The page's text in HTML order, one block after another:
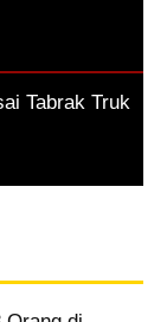
Tabrak Truk